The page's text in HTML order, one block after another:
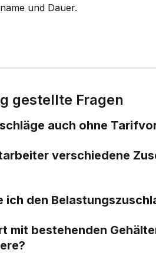
und Dauer.
gestellte Fragen
auch ohne
verschiedene
ich den
mit bestehenden